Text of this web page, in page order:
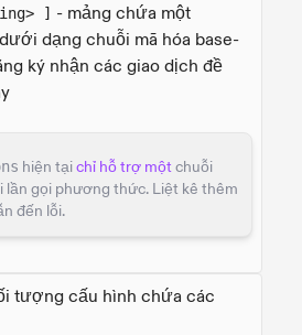
] - mảng chứa một
dạng chuỗi mã hóa base-
ký nhận các giao dịch đề
hiện tạichỉ hỗ trợ mộtchuỗi
lần gọi phương thức. Liệt kê thêm
đến lỗi.
tượng cấu hình chứa các